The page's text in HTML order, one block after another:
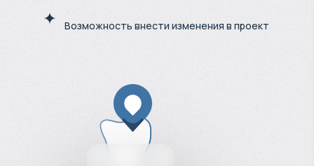
Возможность внести изменения в проект